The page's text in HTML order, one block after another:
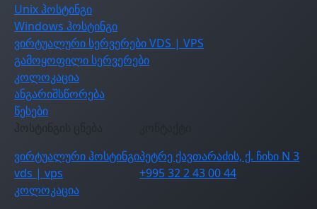
Unix ჰოსტინგი
Windows ჰოსტინგი
ვირტუალური სერვერები VDS | VPS
გამოყოფილი სერვერები
კოლოკაცია
ანგარიშსწორება
წესები
ჰოსტინგის ცნება
ვირტუალური ჰოსტინგი
vds | vps
კოლოკაცია
პეტრე ქავთარაძის, ქ. ჩიხი N 3
+995 32 2 43 00 44